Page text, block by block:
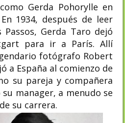
Gerda Pohorylle en
En 1934, después de leer
Passos, Gerda Taro dejó
para ir a París. Allí
fotógrafo Robert
a España al comienzo de
su pareja y compañera
manager, a menudo se
su carrera.